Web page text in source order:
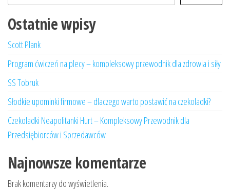
Ostatnie wpisy
Scott Plank
Program ćwiczeń na plecy – kompleksowy przewodnik dla zdrowia i siły
SS Tobruk
Słodkie upominki firmowe – dlaczego warto postawić na czekoladki?
Czekoladki Neapolitanki Hurt – Kompleksowy Przewodnik dla
Przedsiębiorców i Sprzedawców
Najnowsze komentarze
Brak komentarzy do wyświetlenia.